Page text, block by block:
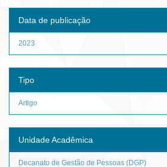
Data de publicação
2023
Tipo
Artigo
Unidade Acadêmica
Decanato de Gestão de Pessoas (DGP)